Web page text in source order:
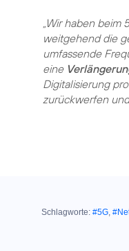
„Wir haben
weitgehend die
umfassende
eine
Digitalisierung
zurückwerfen
Schlagworte: #5G,